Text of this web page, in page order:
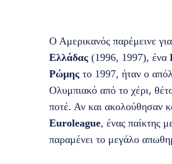
Ο Αμερικανός παρέμεινε
Ελλάδας (1996, 1997), ένα
Ρώμης το 1997, ήταν ο
Ολυμπιακό από το χέρι,
ποτέ. Αν και ακολούθησαν
Euroleague, ένας παίκτης
παραμένει το μεγάλο